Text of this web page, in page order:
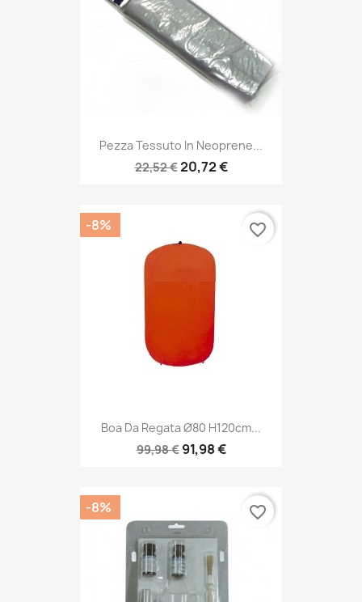
Pezza Tessuto In Neoprene...
22,52 €20,72 €
Boa Da Regata Ø80 H120cm...
99,98 € 91,98 €
-8% favorite_border
-8% favorite_border